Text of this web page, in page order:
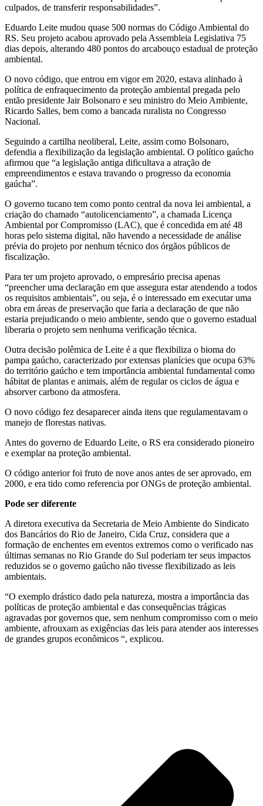
culpados, de transferir responsabilidades”.
Eduardo Leite mudou quase 500 normas do Código Ambiental do
RS. Seu projeto acabou aprovado pela Assembleia Legislativa 75
dias depois, alterando 480 pontos do arcabouço estadual de proteção
ambiental.
O novo código, que entrou em vigor em 2020, estava alinhado à
política de enfraquecimento da proteção ambiental pregada pelo
então presidente Jair Bolsonaro e seu ministro do Meio Ambiente,
Ricardo Salles, bem como a bancada ruralista no Congresso
Nacional.
Seguindo a cartilha neoliberal, Leite, assim como Bolsonaro,
defendia a flexibilização da legislação ambiental. O político gaúcho
afirmou que “a legislação antiga dificultava a atração de
empreendimentos e estava travando o progresso da economia
gaúcha”.
O governo tucano tem como ponto central da nova lei ambiental, a
criação do chamado “autolicenciamento”, a chamada Licença
Ambiental por Compromisso (LAC), que é concedida em até 48
horas pelo sistema digital, não havendo a necessidade de análise
prévia do projeto por nenhum técnico dos órgãos públicos de
fiscalização.
Para ter um projeto aprovado, o empresário precisa apenas
“preencher uma declaração em que assegura estar atendendo a todos
os requisitos ambientais”, ou seja, é o interessado em executar uma
obra em áreas de preservação que faria a declaração de que não
estaria prejudicando o meio ambiente, sendo que o governo estadual
liberaria o projeto sem nenhuma verificação técnica.
Outra decisão polêmica de Leite é a que flexibiliza o bioma do
pampa gaúcho, caracterizado por extensas planícies que ocupa 63%
do território gaúcho e tem importância ambiental fundamental como
hábitat de plantas e animais, além de regular os ciclos de água e
absorver carbono da atmosfera.
O novo código fez desaparecer ainda itens que regulamentavam o
manejo de florestas nativas.
Antes do governo de Eduardo Leite, o RS era considerado pioneiro
e exemplar na proteção ambiental.
O código anterior foi fruto de nove anos antes de ser aprovado, em
2000, e era tido como referencia por ONGs de proteção ambiental.
Pode ser diferente
A diretora executiva da Secretaria de Meio Ambiente do Sindicato
dos Bancários do Rio de Janeiro, Cida Cruz, considera que a
formação de enchentes em eventos extremos como o verificado nas
últimas semanas no Rio Grande do Sul poderiam ter seus impactos
reduzidos se o governo gaúcho não tivesse flexibilizado as leis
ambientais.
“O exemplo drástico dado pela natureza, mostra a importância das
políticas de proteção ambiental e das consequências trágicas
agravadas por governos que, sem nenhum compromisso com o meio
ambiente, afrouxam as exigências das leis para atender aos interesses
de grandes grupos econômicos “, explicou.